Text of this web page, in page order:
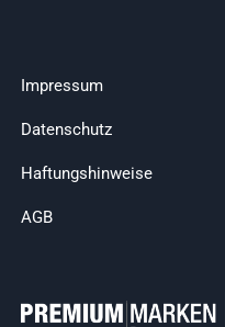
Impressum
Datenschutz
Haftungshinweise
AGB